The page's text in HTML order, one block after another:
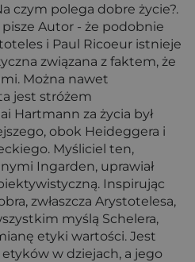
czym polega dobre życie?.
Autor - że podobnie
i Paul Ricoeur istnieje
związana z faktem, że
Można nawet
jest stróżem
Hartmann za życia był
obok Heideggera i
Myśliciel ten,
Ingarden, uprawiał
Inspirując
zwłaszcza Arystotelesa,
myślą Schelera,
etyki wartości. Jest
w dziejach, a jego